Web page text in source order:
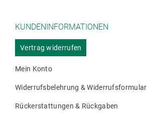
KUNDENINFORMATIONEN
Vertrag widerrufen
Mein Konto
Widerrufsbelehrung & Widerrufsformular
Rückerstattungen & Rückgaben